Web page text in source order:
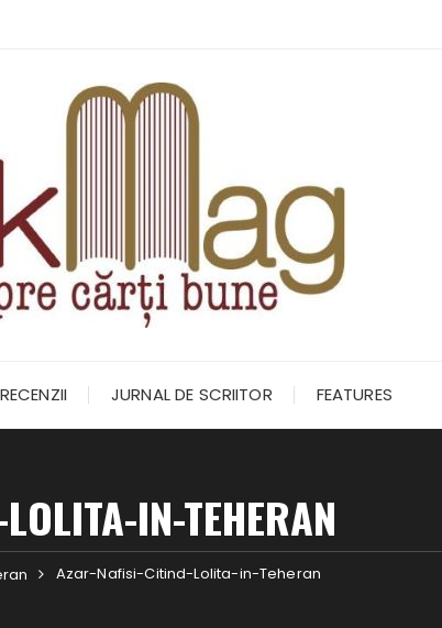
RECENZII JURNAL DE SCRIITOR FEATURES
IN-TEHERAN
Azar-Nafisi-Citind-Lolita-in-Teheran